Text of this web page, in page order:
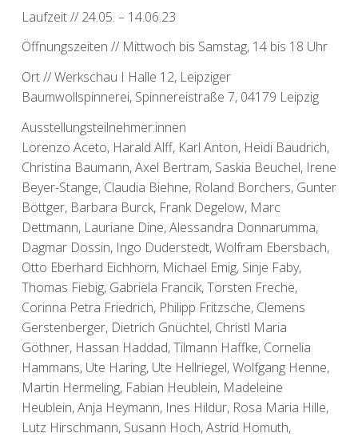
Laufzeit // 24.05. – 14.06.23
Öffnungszeiten // Mittwoch bis Samstag, 14 bis 18 Uhr
Ort // Werkschau I Halle 12, Leipziger
Baumwollspinnerei, Spinnereistraße 7, 04179 Leipzig
Ausstellungsteilnehmer:innen
Lorenzo Aceto, Harald Alff, Karl Anton, Heidi Baudrich,
Christina Baumann, Axel Bertram, Saskia Beuchel, Irene
Beyer-Stange, Claudia Biehne, Roland Borchers, Gunter
Böttger, Barbara Burck, Frank Degelow, Marc
Dettmann, Lauriane Dine, Alessandra Donnarumma,
Dagmar Dossin, Ingo Duderstedt, Wolfram Ebersbach,
Otto Eberhard Eichhorn, Michael Emig, Sinje Faby,
Thomas Fiebig, Gabriela Francik, Torsten Freche,
Corinna Petra Friedrich, Philipp Fritzsche, Clemens
Gerstenberger, Dietrich Gnüchtel, Christl Maria
Göthner, Hassan Haddad, Tilmann Haffke, Cornelia
Hammans, Ute Haring, Ute Hellriegel, Wolfgang Henne,
Martin Hermeling, Fabian Heublein, Madeleine
Heublein, Anja Heymann, Ines Hildur, Rosa Maria Hille,
Lutz Hirschmann, Susann Hoch, Astrid Homuth,